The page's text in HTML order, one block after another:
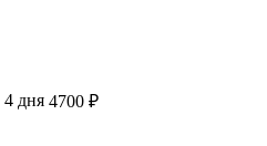
4 дня 4700 ₽